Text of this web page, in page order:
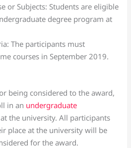
or Subjects: Students are eligible
degree program at
The participants must
courses in September 2019.
being considered to the award,
in an undergraduate
the university. All participants
place at the university will be
for the award.